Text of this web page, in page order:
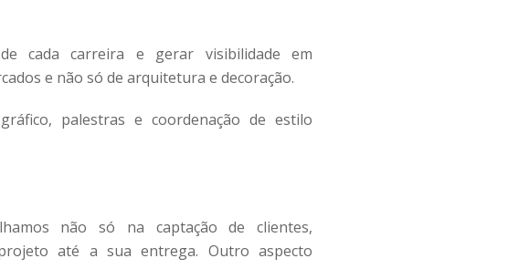
cada carreira e gerar visibilidade em
e não só de arquitetura e decoração.
palestras e coordenação de estilo
não só na captação de clientes,
até a sua entrega. Outro aspecto